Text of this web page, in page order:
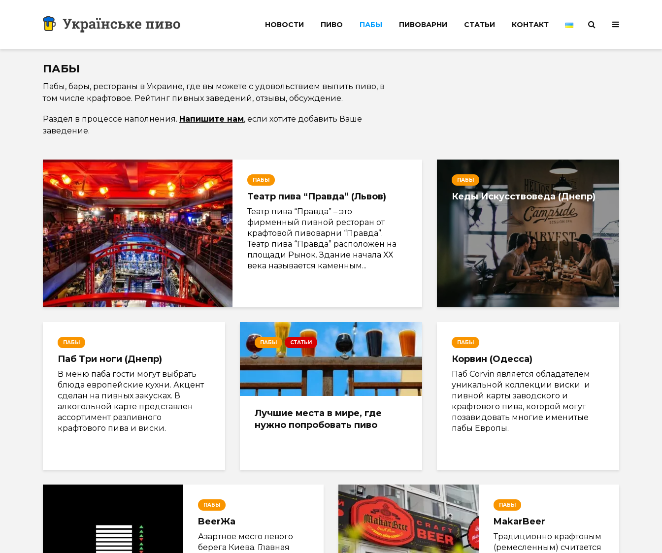
НОВОСТИ ПИВО ПАБЫ ПИВОВАРНИ СТАТЬИ КОНТАКТ
ПАБЫ
Пабы, бары, рестораны в Украине, где вы можете с удовольствием выпить пиво, в
том числе крафтовое. Рейтинг пивных заведений, отзывы, обсуждение.
Раздел в процессе наполнения. Напишите нам, если хотите добавить Ваше
заведение.
ПАБЫ
Театр пива “Правда” (Львов)
Театр пива “Правда” – это
фирменный пивной ресторан от
крафтовой пивоварни “Правда”.
Театр пива “Правда” расположен на
площади Рынок. Здание начала ХХ
века называется каменным...
ПАБЫ
Кеды Искусствоведа (Днепр)
ПАБЫ
Паб Три ноги (Днепр)
В меню паба гости могут выбрать
блюда европейские кухни. Акцент
сделан на пивных закусках. В
алкогольной карте представлен
ассортимент разливного
крафтового пива и виски.
ПАБЫ СТАТЬИ
Лучшие места в мире, где
нужно попробовать пиво
ПАБЫ
Корвин (Одесса)
Паб Corvin является обладателем
уникальной коллекции виски и
пивной карты заводского и
крафтового пива, которой могут
позавидовать многие именитые
пабы Европы.
ПАБЫ
BeerЖа
Азартное место левого
берега Киева. Главная
ПАБЫ
MakarBeer
Традиционно крафтовым
(ремесленным) считается